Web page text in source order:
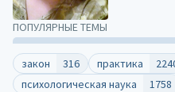
ПОПУЛЯРНЫЕ ТЕМЫ
закон 316 практика
психологическая наука
1758